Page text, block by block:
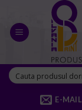
content
E-MAIL